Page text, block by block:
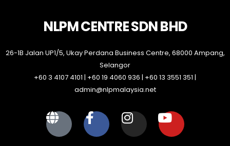
NLPM CENTRE SDN BHD
26-1B Jalan UP1/5, Ukay Perdana Business Centre, 68000 Ampang,
Selangor
+60 3 4107 4101 | +60 19 4060 936 | +60 13 3551 351 |
admin@nlpmalaysia.net